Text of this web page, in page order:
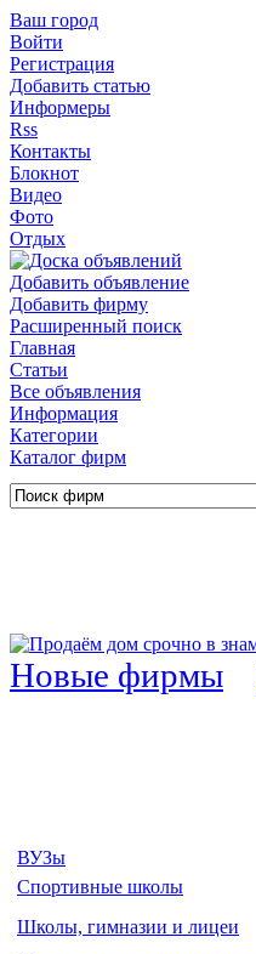
Ваш город
Войти
Регистрация
Добавить статью
Информеры
Rss
Контакты
Блокнот
Видео
Фото
Отдых
Добавить объявление
Добавить фирму
Расширенный поиск
Главная
Статьи
Все объявления
Информация
Категории
Каталог фирм
Новые фирмы
ВУЗы
Спортивные школы
Школы, гимназии и лицеи